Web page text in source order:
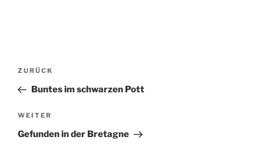
Beitragsnavigation
Vorheriger
Beitrag
ZURÜCK
Buntes im schwarzen Pott
Nächster
Beitrag
WEITER
Gefunden in der Bretagne